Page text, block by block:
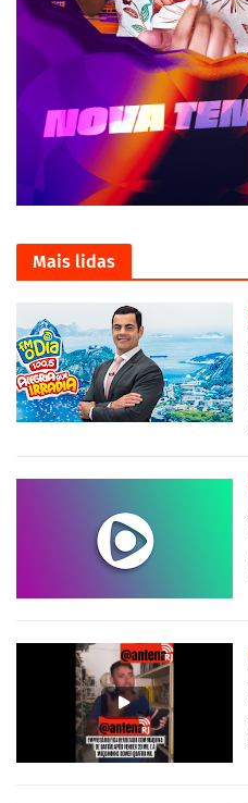
Mais lidas